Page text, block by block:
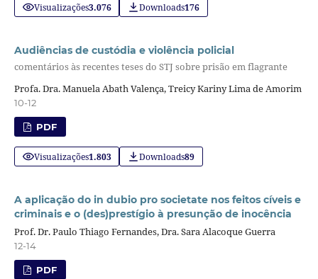
Visualizações3.076 Downloads176
Audiências de custódia e violência policial
comentários às recentes teses do STJ sobre prisão em flagrante
Profa. Dra. Manuela Abath Valença, Treicy Kariny Lima de Amorim
10-12
PDF
Visualizações1.803 Downloads89
A aplicação do in dubio pro societate nos feitos cíveis e
criminais e o (des)prestígio à presunção de inocência
Prof. Dr. Paulo Thiago Fernandes, Dra. Sara Alacoque Guerra
12-14
PDF